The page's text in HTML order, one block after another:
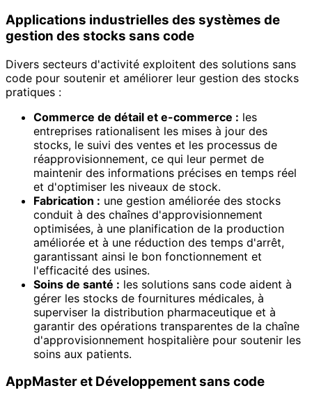
Applications industrielles des systèmes de
gestion des stocks sans code
Divers secteurs d'activité exploitent des solutions sans
code pour soutenir et améliorer leur gestion des stocks
pratiques :
Commerce de détail et e-commerce : les
entreprises rationalisent les mises à jour des
stocks, le suivi des ventes et les processus de
réapprovisionnement, ce qui leur permet de
maintenir des informations précises en temps réel
et d'optimiser les niveaux de stock.
Fabrication : une gestion améliorée des stocks
conduit à des chaînes d'approvisionnement
optimisées, à une planification de la production
améliorée et à une réduction des temps d'arrêt,
garantissant ainsi le bon fonctionnement et
l'efficacité des usines.
Soins de santé : les solutions sans code aident à
gérer les stocks de fournitures médicales, à
superviser la distribution pharmaceutique et à
garantir des opérations transparentes de la chaîne
d'approvisionnement hospitalière pour soutenir les
soins aux patients.
AppMaster et Développement sans code